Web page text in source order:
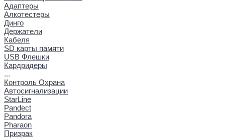
Адаптеры
Алкотестеры
Динго
Держатели
Кабеля
SD карты памяти
USB Флешки
Кардридеры
...
Контроль Охрана
Автосигнализации
StarLine
Pandect
Pandora
Pharaon
Призрак